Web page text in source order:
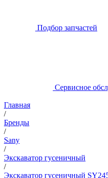
Подбор запчастей
Сервисное
Главная
/
Бренды
/
Sany
/
Экскаватор гусеничный
/
Экскаватор гусеничный